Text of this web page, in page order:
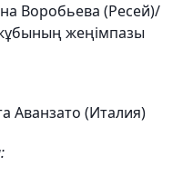
Воробьева (Ресей)/
жеңімпазы
Аванзато (Италия)